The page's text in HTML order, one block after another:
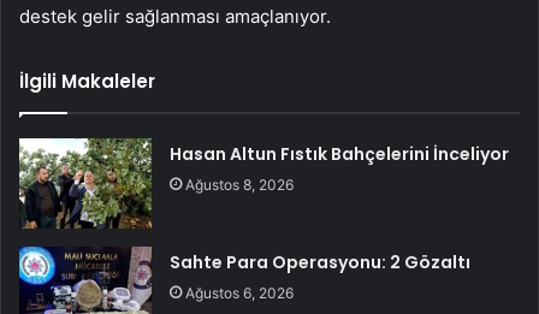
destek gelir sağlanması amaçlanıyor.
İlgili Makaleler
Hasan Altun Fıstık Bahçelerini İnceliyor
Ağustos 8, 2026
Sahte Para Operasyonu: 2 Gözaltı
Ağustos 6, 2026